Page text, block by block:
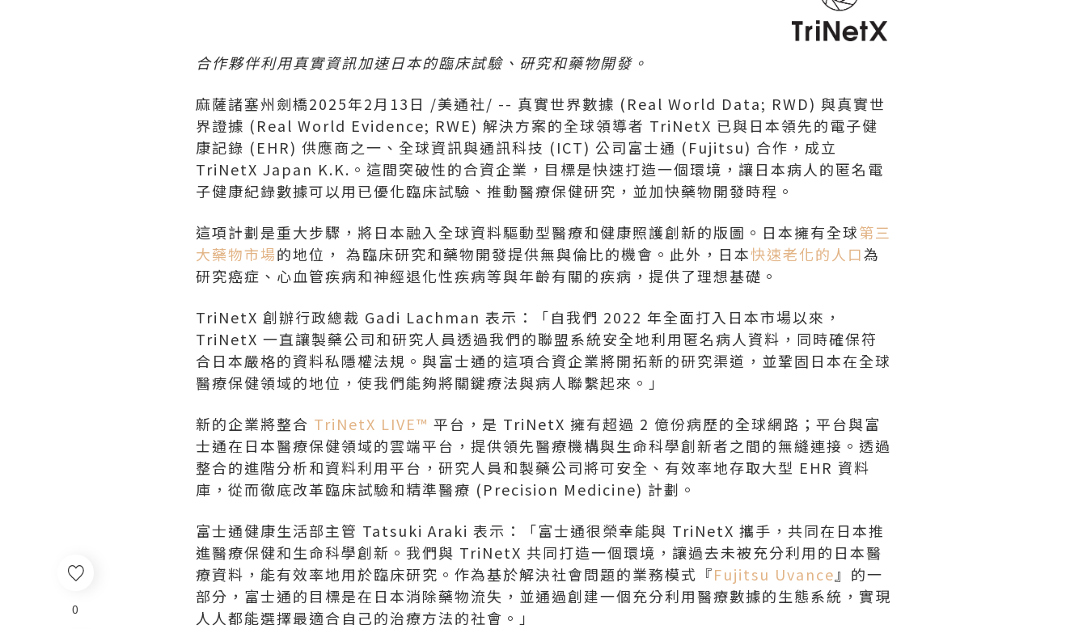
0
合作夥伴利用真實資訊加速日本的臨床試驗、研究和藥物開發。
麻薩諸塞州劍橋2025年2月13日 /美通社/ -- 真實世界數據 (Real World Data; RWD) 與真實世
界證據 (Real World Evidence; RWE) 解決方案的全球領導者 TriNetX 已與日本領先的電子健
康記錄 (EHR) 供應商之一、全球資訊與通訊科技 (ICT) 公司富士通 (Fujitsu) 合作，成立
TriNetX Japan K.K.。這間突破性的合資企業，目標是快速打造一個環境，讓日本病人的匿名電
子健康紀錄數據可以用已優化臨床試驗、推動醫療保健研究，並加快藥物開發時程。
這項計劃是重大步驟，將日本融入全球資料驅動型醫療和健康照護創新的版圖。日本擁有全球第三
大藥物市場的地位， 為臨床研究和藥物開發提供無與倫比的機會。此外，日本快速老化的人口為
研究癌症、心血管疾病和神經退化性疾病等與年齡有關的疾病，提供了理想基礎。
TriNetX 創辦行政總裁 Gadi Lachman 表示：「自我們 2022 年全面打入日本市場以來，
TriNetX 一直讓製藥公司和研究人員透過我們的聯盟系統安全地利用匿名病人資料，同時確保符
合日本嚴格的資料私隱權法規。與富士通的這項合資企業將開拓新的研究渠道，並鞏固日本在全球
醫療保健領域的地位，使我們能夠將關鍵療法與病人聯繫起來。」
新的企業將整合 TriNetX LIVE™ 平台，是 TriNetX 擁有超過 2 億份病歷的全球網路；平台與富
士通在日本醫療保健領域的雲端平台，提供領先醫療機構與生命科學創新者之間的無縫連接。透過
整合的進階分析和資料利用平台，研究人員和製藥公司將可安全、有效率地存取大型 EHR 資料
庫，從而徹底改革臨床試驗和精準醫療 (Precision Medicine) 計劃。
富士通健康生活部主管 Tatsuki Araki 表示：「富士通很榮幸能與 TriNetX 攜手，共同在日本推
進醫療保健和生命科學創新。我們與 TriNetX 共同打造一個環境，讓過去未被充分利用的日本醫
療資料，能有效率地用於臨床研究。作為基於解決社會問題的業務模式『Fujitsu Uvance 』的一
部分，富士通的目標是在日本消除藥物流失，並通過創建一個充分利用醫療數據的生態系統，實現
人人都能選擇最適合自己的治療方法的社會。」